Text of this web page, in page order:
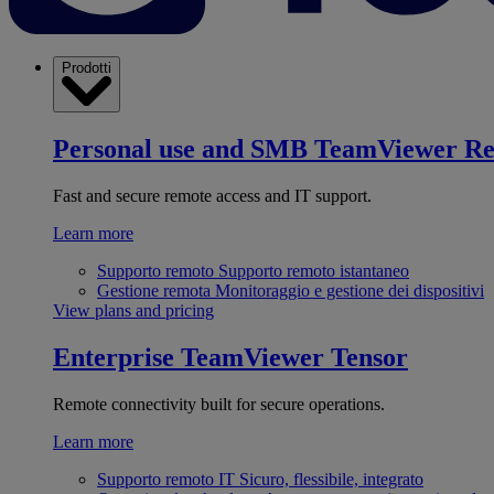
Prodotti
Personal use and SMB TeamViewer
Fast and secure remote access and IT support.
Learn more
Supporto remoto Supporto remoto istantaneo
Gestione remota Monitoraggio e gestione dei dispositivi
View plans and pricing
Enterprise TeamViewer Tensor
Remote connectivity built for secure operations.
Learn more
Supporto remoto IT Sicuro, flessibile, integrato